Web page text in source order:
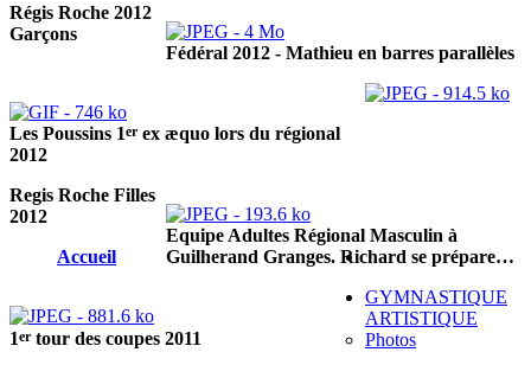
Fédéral 2012 - Mathieu en barres parallèles
Les Poussins 1er ex æquo lors du régional
2012
Equipe Adultes Régional Masculin à
Guilherand Granges. Richard se prépare…
1er tour des coupes 2011
Régis Roche 2012
Garçons
Regis Roche Filles
2012
Accueil
GYMNASTIQUE
ARTISTIQUE
Photos